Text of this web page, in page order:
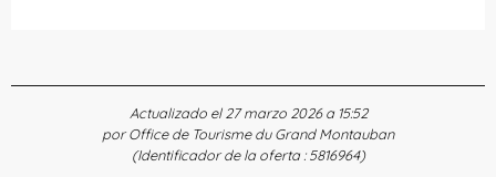
Actualizado el 27 marzo 2026 a 15:52
por Office de Tourisme du Grand Montauban
(Identificador de la oferta :5816964)